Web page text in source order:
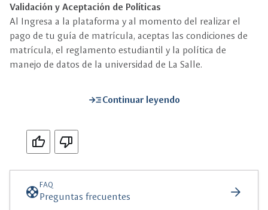
Validación y Aceptación de Políticas
Al Ingresa a la plataforma y al momento del realizar el
pago de tu guía de matrícula, aceptas las condiciones de
matrícula, el reglamento estudiantil y la política de
manejo de datos de la universidad de La Salle.
read_moreContinuar leyendo
Si No
supportFAQ
Preguntas frecuentes arrow_forward